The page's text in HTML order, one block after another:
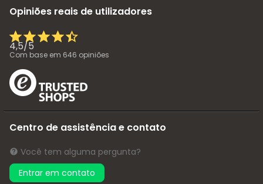
Opiniões reais de utilizadores
4,5/5
Com base em 646 opiniões
Centro de assistência e contato
Você tem alguma pergunta?
Entrar em contato